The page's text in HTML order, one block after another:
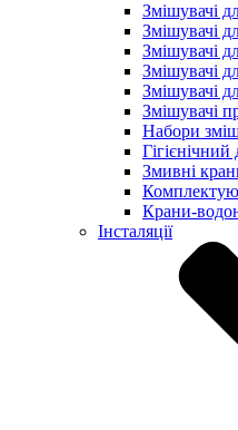
Змішувачі
Змішувачі
Змішувачі
Змішувачі
Змішувачі
Змішувачі
Набори
Змивні
Крани-
Інсталяції